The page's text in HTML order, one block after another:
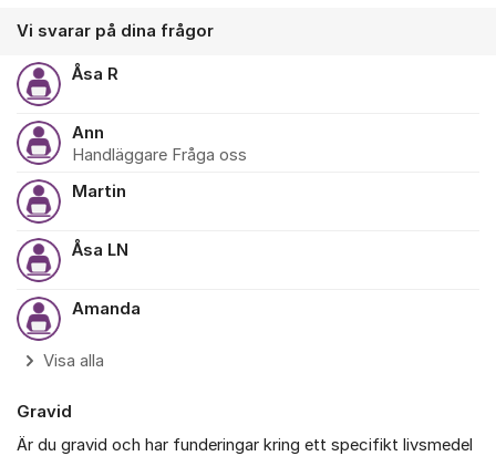
Vi svarar på dina frågor
Åsa R
Ann
Handläggare Fråga oss
Martin
Åsa LN
Amanda
Visa alla
Gravid
Är du gravid och har funderingar kring ett specifikt livsmedel